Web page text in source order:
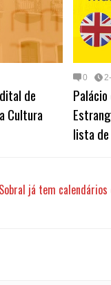
de
Cultura
0
lista
Sobral já tem